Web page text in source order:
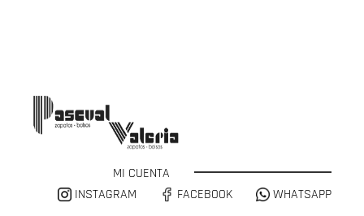
MI CUENTA
INSTAGRAM
FACEBOOK WHATSAPP